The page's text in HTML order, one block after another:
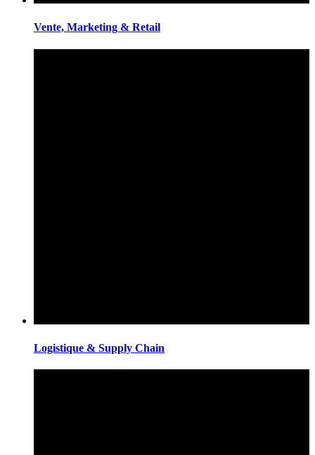
Vente, Marketing & Retail
Logistique & Supply Chain